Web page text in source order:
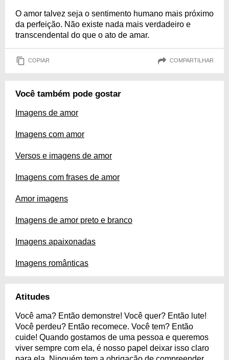
O amor talvez seja o sentimento humano mais próximo
da perfeição. Não existe nada mais verdadeiro e
transcendental do que o ato de amar.
COPIAR COMPARTILHAR
Você também pode gostar
Imagens de amor
Imagens com amor
Versos e imagens de amor
Imagens com frases de amor
Amor imagens
Imagens de amor preto e branco
Imagens apaixonadas
Imagens românticas
Atitudes
Você ama? Então demonstre! Você quer? Então lute!
Você perdeu? Então recomece. Você tem? Então
cuide! Quando gostamos de uma pessoa e queremos
viver sempre com ela, é nosso papel deixar isso claro